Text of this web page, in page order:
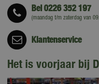
Bel0226 352 197
(maandag t/m zaterdag van
Klantenservice
Het is voorjaar bij